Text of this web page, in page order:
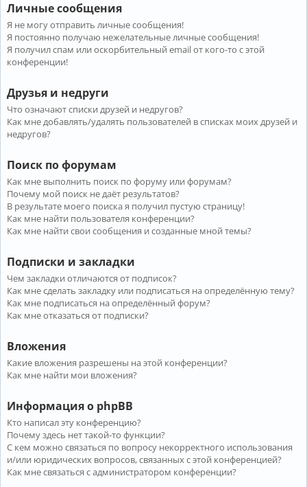
Личные сообщения
Я не могу отправить личные сообщения!
Я постоянно получаю нежелательные личные сообщения!
Я получил спам или оскорбительный email от кого-то с этой
конференции!
Друзья и недруги
Что означают списки друзей и недругов?
Как мне добавлять/удалять пользователей в списках моих друзей и
недругов?
Поиск по форумам
Как мне выполнить поиск по форуму или форумам?
Почему мой поиск не даёт результатов?
В результате моего поиска я получил пустую страницу!
Как мне найти пользователя конференции?
Как мне найти свои сообщения и созданные мной темы?
Подписки и закладки
Чем закладки отличаются от подписок?
Как мне сделать закладку или подписаться на определённую тему?
Как мне подписаться на определённый форум?
Как мне отказаться от подписки?
Вложения
Какие вложения разрешены на этой конференции?
Как мне найти мои вложения?
Информация о phpBB
Кто написал эту конференцию?
Почему здесь нет такой-то функции?
С кем можно связаться по вопросу некорректного использования
и/или юридических вопросов, связанных с этой конференцией?
Как мне связаться с администратором конференции?